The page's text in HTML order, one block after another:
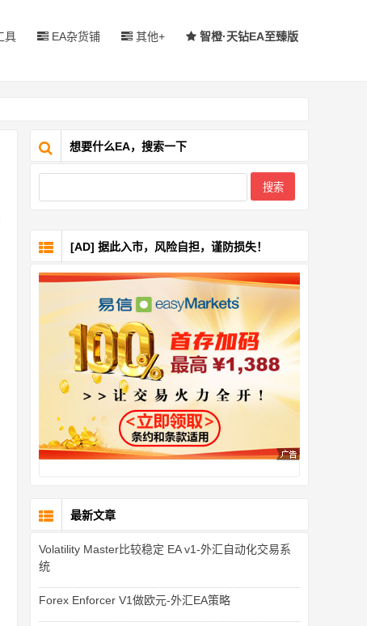
具 EA杂货铺 其他+ 智橙·天钻EA至臻版
想要什么EA，搜索一下
[AD] 据此入市，风险自担，谨防损失！
最新文章
Volatility Master比较稳定 EA v1-外汇自动化交易系
统
Forex Enforcer V1做欧元-外汇EA策略